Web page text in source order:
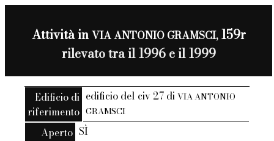
Attività inVIA ANTONIO GRAMSCI,159r
rilevato tra il 1996 e il 1999
Edificio di
riferimento
edificio del civ 27 diVIA ANTONIO
GRAMSCI
Aperto SÌ